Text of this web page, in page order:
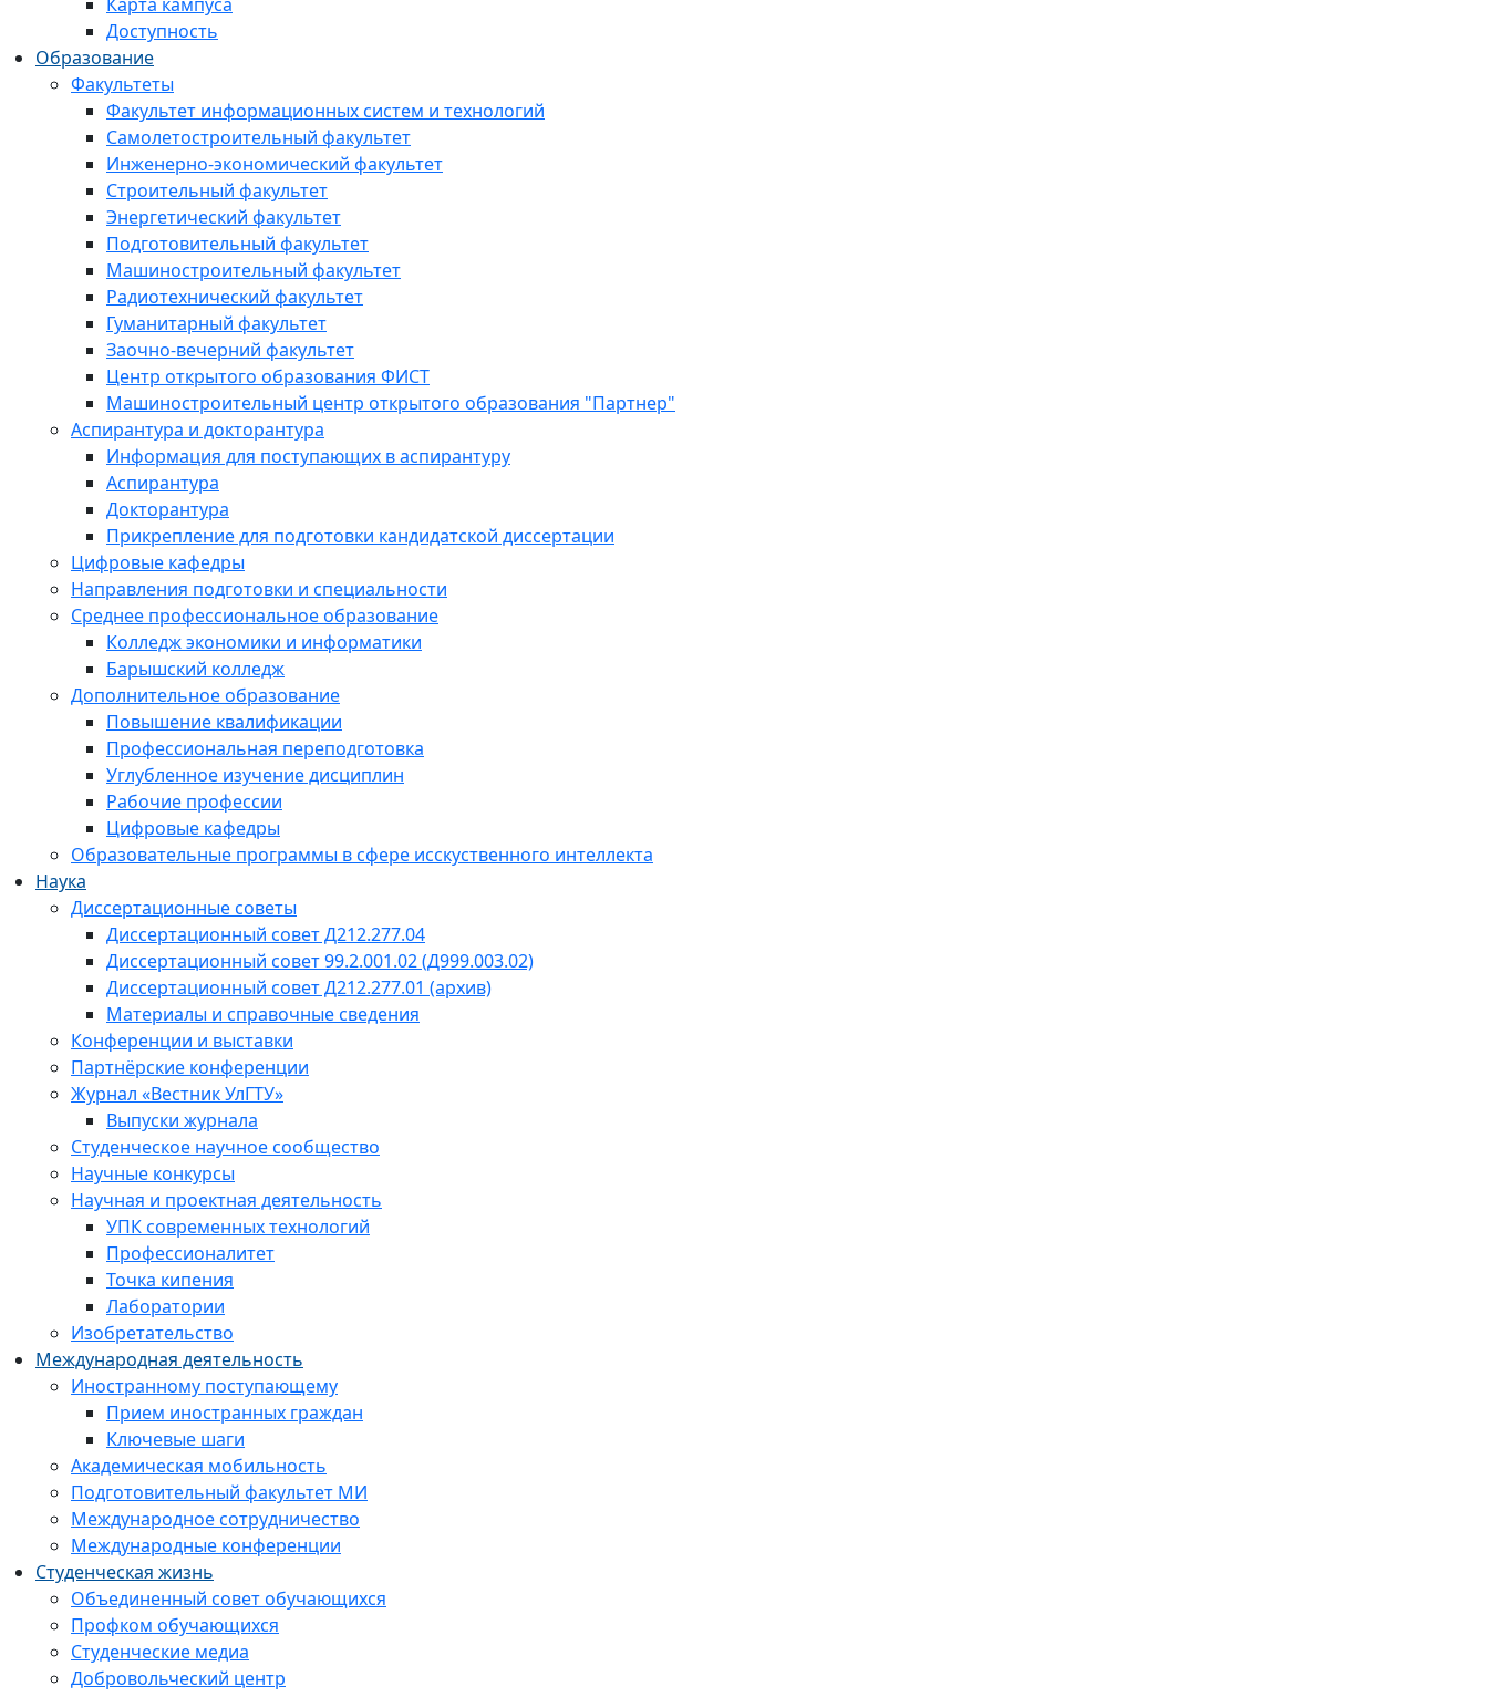
Доступность
Образование
Факультеты
Факультет информационных систем и технологий
Самолетостроительный факультет
Инженерно-экономический факультет
Строительный факультет
Энергетический факультет
Подготовительный факультет
Машиностроительный факультет
Радиотехнический факультет
Гуманитарный факультет
Заочно-вечерний факультет
Центр открытого образования ФИСТ
Машиностроительный центр открытого образования "Партнер"
Аспирантура и докторантура
Информация для поступающих в аспирантуру
Аспирантура
Докторантура
Прикрепление для подготовки кандидатской диссертации
Цифровые кафедры
Направления подготовки и специальности
Среднее профессиональное образование
Колледж экономики и информатики
Барышский колледж
Дополнительное образование
Повышение квалификации
Профессиональная переподготовка
Углубленное изучение дисциплин
Рабочие профессии
Цифровые кафедры
Образовательные программы в сфере исскуственного интеллекта
Наука
Диссертационные советы
Диссертационный совет Д212.277.04
Диссертационный совет 99.2.001.02 (Д999.003.02)
Диссертационный совет Д212.277.01 (архив)
Материалы и справочные сведения
Конференции и выставки
Партнёрские конференции
Журнал «Вестник УлГТУ»
Выпуски журнала
Студенческое научное сообщество
Научные конкурсы
Научная и проектная деятельность
УПК современных технологий
Профессионалитет
Точка кипения
Лаборатории
Изобретательство
Международная деятельность
Иностранному поступающему
Прием иностранных граждан
Ключевые шаги
Академическая мобильность
Подготовительный факультет МИ
Международное сотрудничество
Международные конференции
Студенческая жизнь
Объединенный совет обучающихся
Профком обучающихся
Студенческие медиа
Добровольческий центр